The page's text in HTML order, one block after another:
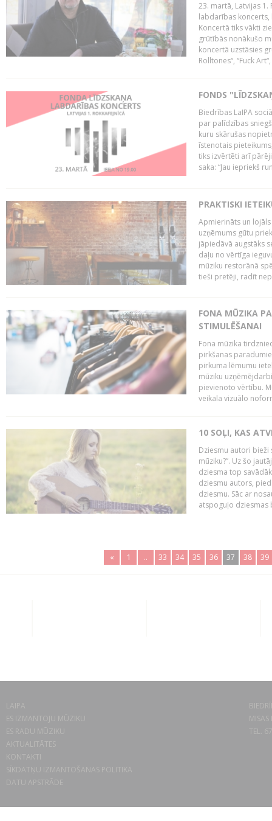
23. martā, Latvijas 1.
labdarības koncerts,
Koncertā tiks vākti
grūtībās nonākušo
koncertā uzstāsies
Rolltones“, “Fuck
FONDS
Biedrības LaIPA
par palīdzības
kuru skārušas
īstenotais
tiks izvērtēti arī
saka: “Jau iepriekš
PRAKTISKI
Apmierināts un
uzņēmums gūtu
jāpiedāvā augstāks
daļu no vērtīga
mūziku restorānā
tieši pretēji, radīt
FONA MŪZIKA
STIMULĒŠANAI
Fona mūzika
pirkšanas
pirkuma lēmumu
mūziku
pievienoto vērtību.
veikala vizuālo
10 SOĻI, KAS
Dziesmu autori bieži
mūziku?”. Uz šo
dziesma top
dziesmu autors,
dziesmu. Sāc ar
atspoguļo dziesmas
« 1 .. 33 34 35 36 37 38 39
LAIPA
ES IZMANTOJU MŪZIKU
ES RADU MŪZIKU
AKTUALITĀTES
KONTAKTI
SĪKDATŅU IZMANTOŠANAS POLITIKA
DATU APSTRĀDE
TEL.